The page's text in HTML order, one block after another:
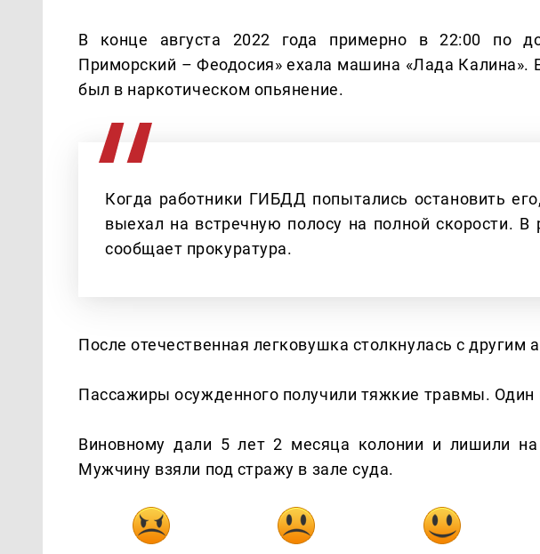
В конце августа 2022 года примерно в 22:00 по
Приморский – Феодосия» ехала машина «Лада Калина».
был в наркотическом опьянение.
Когда работники ГИБДД попытались остановить
выехал на встречную полосу на полной скорости. В
сообщает прокуратура.
После отечественная легковушка столкнулась с другим
Пассажиры осужденного получили тяжкие травмы. Один
Виновному дали 5 лет 2 месяца колонии и лишили на
Мужчину взяли под стражу в зале суда.